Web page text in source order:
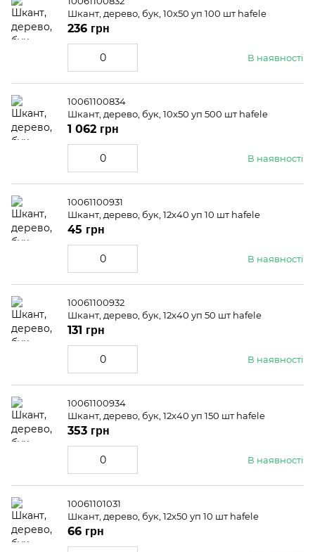
Шкант, дерево, бук, 10x50 уп 100 шт hafele
В наявності
236 грн
10061100834
Шкант, дерево, бук, 10x50 уп 500 шт hafele
В наявності
1 062 грн
10061100931
Шкант, дерево, бук, 12x40 уп 10 шт hafele
В наявності
45 грн
10061100932
Шкант, дерево, бук, 12x40 уп 50 шт hafele
В наявності
131 грн
10061100934
Шкант, дерево, бук, 12x40 уп 150 шт hafele
В наявності
353 грн
10061101031
Шкант, дерево, бук, 12x50 уп 10 шт hafele
66 грн